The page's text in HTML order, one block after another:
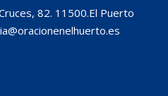
82. 11500.El Puerto